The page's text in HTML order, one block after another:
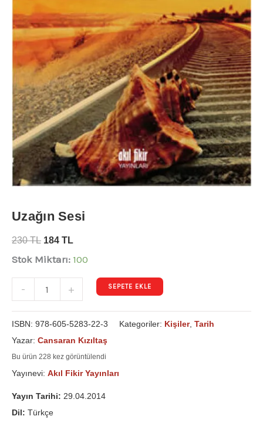
Uzağın Sesi
230TL 184 TL
Stok Miktarı: 100
- + SEPETE EKLE
ISBN: 978-605-5283-22-3 Kategoriler: Kişiler, Tarih
Yazar: Cansaran Kızıltaş
Bu ürün 228 kez görüntülendi
Yayınevi: Akıl Fikir Yayınları
Yayın Tarihi: 29.04.2014
Dil: Türkçe